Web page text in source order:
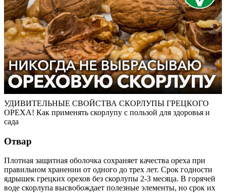
УДИВИТЕЛЬНЫЕ СВОЙСТВА СКОРЛУПЫ ГРЕЦКОГО
ОРЕХА! Как применять скорлупу с пользой для здоровья и
сада
Отвар
Плотная защитная оболочка сохраняет качества ореха при
правильном хранении от одного до трех лет. Срок годности
ядрышек грецких орехов без скорлупы 2-3 месяца. В горячей
воде скорлупа высвобождает полезные элементы, но срок их